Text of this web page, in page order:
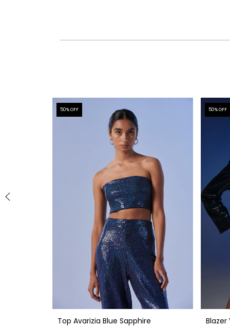
50% OFF
Top Avarizia Blue Sapphire
50% OFF
Blazer